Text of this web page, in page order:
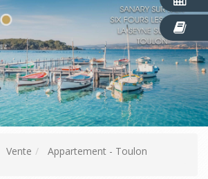
Vente Appartement - Toulon